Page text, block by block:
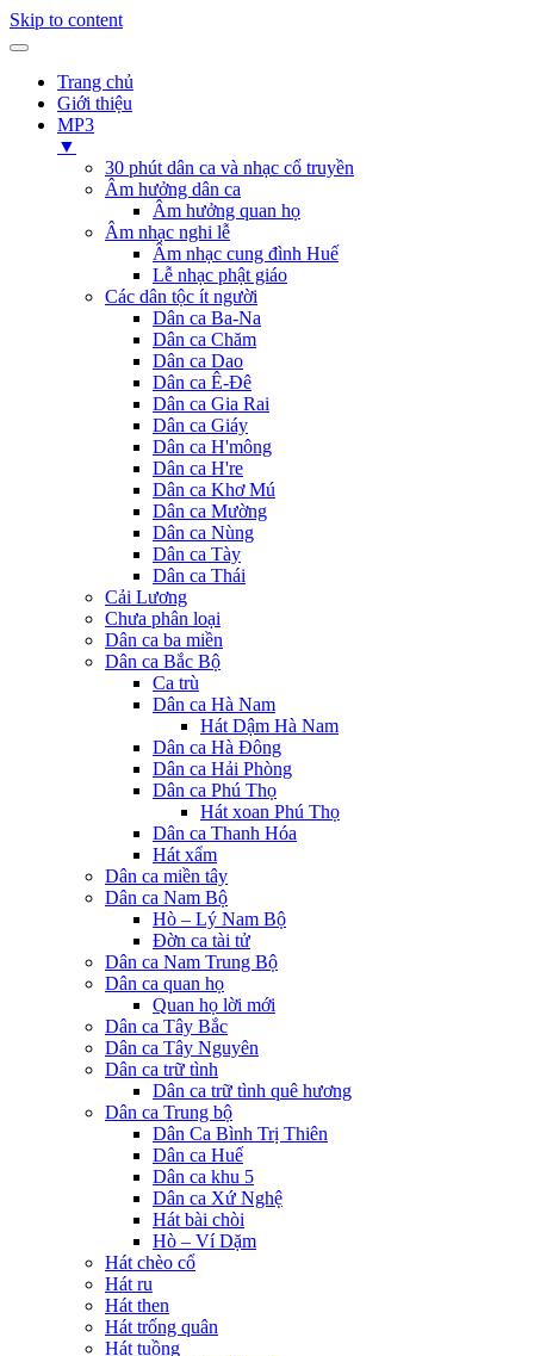
Skip to content
Trang chủ
Giới thiệu
MP3
▼
30 phút dân ca và nhạc cổ truyền
Âm hưởng dân ca
Âm hưởng quan họ
Âm nhạc nghi lễ
Âm nhạc cung đình Huế
Lễ nhạc phật giáo
Các dân tộc ít người
Dân ca Ba-Na
Dân ca Chăm
Dân ca Dao
Dân ca Ê-Đê
Dân ca Gia Rai
Dân ca Giáy
Dân ca H'mông
Dân ca H're
Dân ca Khơ Mú
Dân ca Mường
Dân ca Nùng
Dân ca Tày
Dân ca Thái
Cải Lương
Chưa phân loại
Dân ca ba miền
Dân ca Bắc Bộ
Ca trù
Dân ca Hà Nam
Hát Dậm Hà Nam
Dân ca Hà Đông
Dân ca Hải Phòng
Dân ca Phú Thọ
Hát xoan Phú Thọ
Dân ca Thanh Hóa
Hát xẩm
Dân ca miền tây
Dân ca Nam Bộ
Hò – Lý Nam Bộ
Đờn ca tài tử
Dân ca Nam Trung Bộ
Dân ca quan họ
Quan họ lời mới
Dân ca Tây Bắc
Dân ca Tây Nguyên
Dân ca trữ tình
Dân ca trữ tình quê hương
Dân ca Trung bộ
Dân Ca Bình Trị Thiên
Dân ca Huế
Dân ca khu 5
Dân ca Xứ Nghệ
Hát bài chòi
Hò – Ví Dặm
Hát chèo cổ
Hát ru
Hát then
Hát trống quân
Hát tuồng